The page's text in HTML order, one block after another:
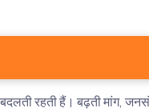
रहती हैं। बढ़ती मांग,